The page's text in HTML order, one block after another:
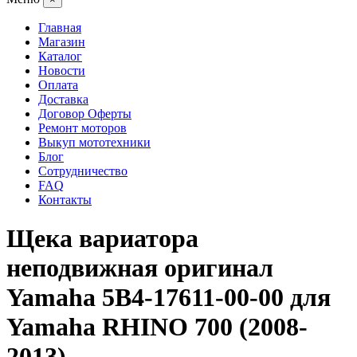
Главная
Магазин
Каталог
Новости
Оплата
Доставка
Договор Оферты
Ремонт моторов
Выкуп мототехники
Блог
Сотрудничество
FAQ
Контакты
Щека вариатора
неподвижная оригинал
Yamaha 5B4-17611-00-00 для
Yamaha RHINO 700 (2008-